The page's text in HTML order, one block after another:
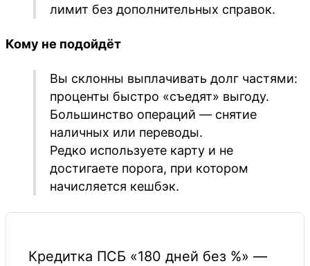
лимит без дополнительных справок.
Кому не подойдёт
Вы склонны выплачивать долг частями:
проценты быстро «съедят» выгоду.
Большинство операций — снятие
наличных или переводы.
Редко используете карту и не
достигаете порога, при котором
начисляется кешбэк.
Кредитка ПСБ «180 дней без %» —